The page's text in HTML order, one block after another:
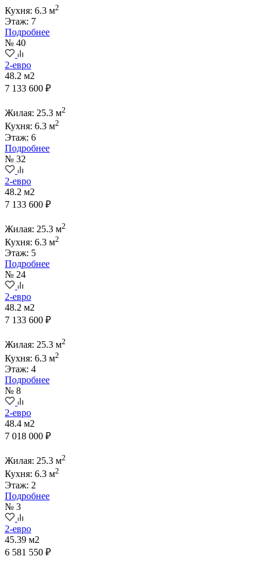
Кухня: 6.3 м2
Этаж: 7
Подробнее
№ 40
2-евро
48.2 м2
7 133 600 ₽
Жилая: 25.3 м2
Кухня: 6.3 м2
Этаж: 6
Подробнее
№ 32
2-евро
48.2 м2
7 133 600 ₽
Жилая: 25.3 м2
Кухня: 6.3 м2
Этаж: 5
Подробнее
№ 24
2-евро
48.2 м2
7 133 600 ₽
Жилая: 25.3 м2
Кухня: 6.3 м2
Этаж: 4
Подробнее
№ 8
2-евро
48.4 м2
7 018 000 ₽
Жилая: 25.3 м2
Кухня: 6.3 м2
Этаж: 2
Подробнее
№ 3
2-евро
45.39 м2
6 581 550 ₽